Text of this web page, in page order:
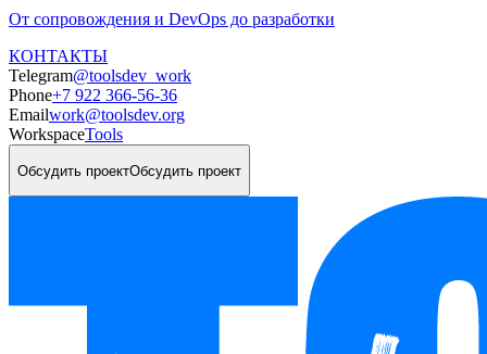
От сопровождения и DevOps до разработки
КОНТАКТЫ
Telegram@toolsdev_work
Phone+7 922 366-56-36
Emailwork@toolsdev.org
WorkspaceTools
Обсудить проектОбсудить проект